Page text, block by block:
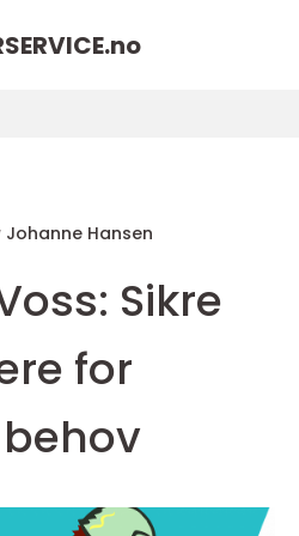
no
Johanne Hansen
Sikre
for